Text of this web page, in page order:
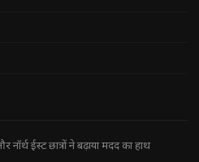
ईस्ट छात्रों ने बढ़ाया मदद का हाथ